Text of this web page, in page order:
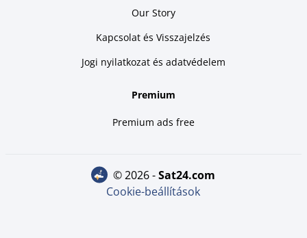
Our Story
Kapcsolat és Visszajelzés
Jogi nyilatkozat és adatvédelem
Premium
Premium ads free
© 2026 - sat24.com
Cookie-beállítások